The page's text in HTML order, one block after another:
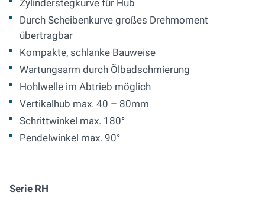
Zylinderstegkurve für Hub
Durch Scheibenkurve großes Drehmoment
übertragbar
Kompakte, schlanke Bauweise
Wartungsarm durch Ölbadschmierung
Hohlwelle im Abtrieb möglich
Vertikalhub max. 40 – 80mm
Schrittwinkel max. 180°
Pendelwinkel max. 90°
Serie RH